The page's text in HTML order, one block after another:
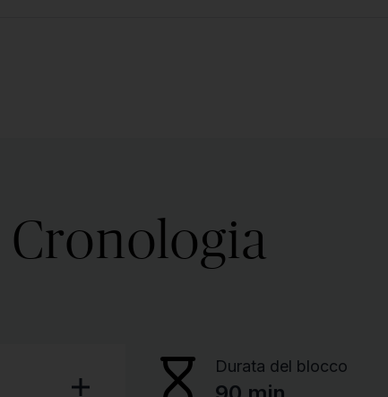
Cronologia
Durata del blocco